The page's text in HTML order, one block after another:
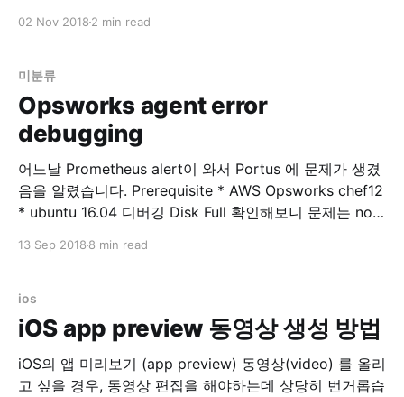
- Kubernetes 위 글을 참고
02 Nov 2018 2 min read
미분류
Opsworks agent error
debugging
어느날 Prometheus alert이 와서 Portus 에 문제가 생겼
음을 알렸습니다. Prerequisite * AWS Opsworks chef12
* ubuntu 16.04 디버깅 Disk Full 확인해보니 문제는 no
니다. 확인해보니 portus의 nginx 로그가 2GB 씩 stdout,
AWS opsworks
13 Sep 2018 8 min read
ios
iOS app preview 동영상 생성 방법
iOS의 앱 미리보기 (app preview) 동영상(video) 를 올리
고 싶을 경우, 동영상 편집을 해야하는데 상당히 번거롭습